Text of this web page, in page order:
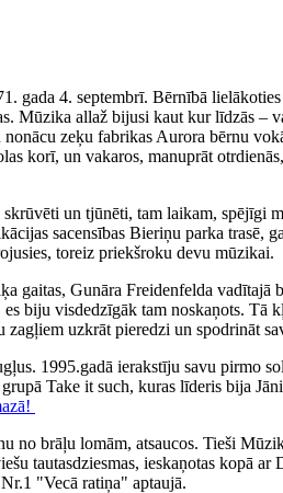
gada 4. septembrī. Bērnībā
Mūzika allaž bijusi kaut kur līdzās
zeķu fabrikas Aurora bērnu
korī, un vakaros, manuprāt
un tjūnēti, tam laikam, spējīgi
sacensības Bieriņu parka
toreiz priekšroku devu mūzikai.
gaitas, Gunāra Freidenfelda
biju visdedzīgāk tam noskaņots.
uzkrāt pieredzi un spodrināt
1995.gadā ierakstīju savu
Take it such, kuras līderis bija
brāļu lomām, atsaucos. Tieši
tautasdziesmas, ieskaņotas kopā
"Vecā ratiņa" aptaujā.